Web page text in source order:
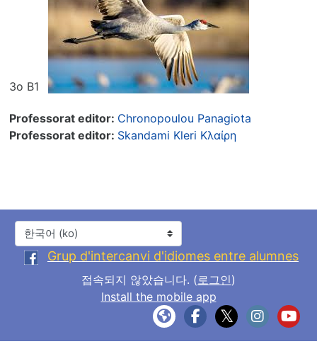
3ο Β1
Professorat editor: Chronopoulou Panagiota
Professorat editor: Skandami Kleri Κλαίρη
언어
Grup d'intercanvi d'idiomes entre alumnes
접속되지 않았습니다. (로그인)
Install the mobile app